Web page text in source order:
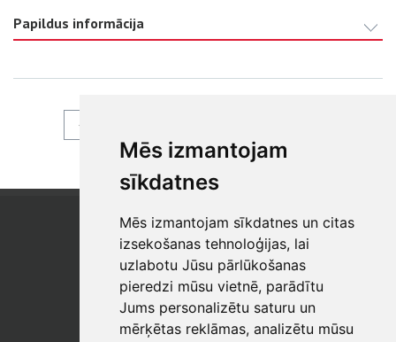
Mēs izmantojam
sīkdatnes
Mēs izmantojam sīkdatnes un citas
izsekošanas tehnoloģijas, lai
uzlabotu Jūsu pārlūkošanas
pieredzi mūsu vietnē, parādītu
Jums personalizētu saturu un
mērķētas reklāmas, analizētu mūsu
Papildus informācija
SIA "SB"
Reģistrācijas Nr. 40003017954
PVN reģ. Nr.: LV40003017954
Tālrunis: +371 67 813 100
E-pasts:
sb@sbshop.lv